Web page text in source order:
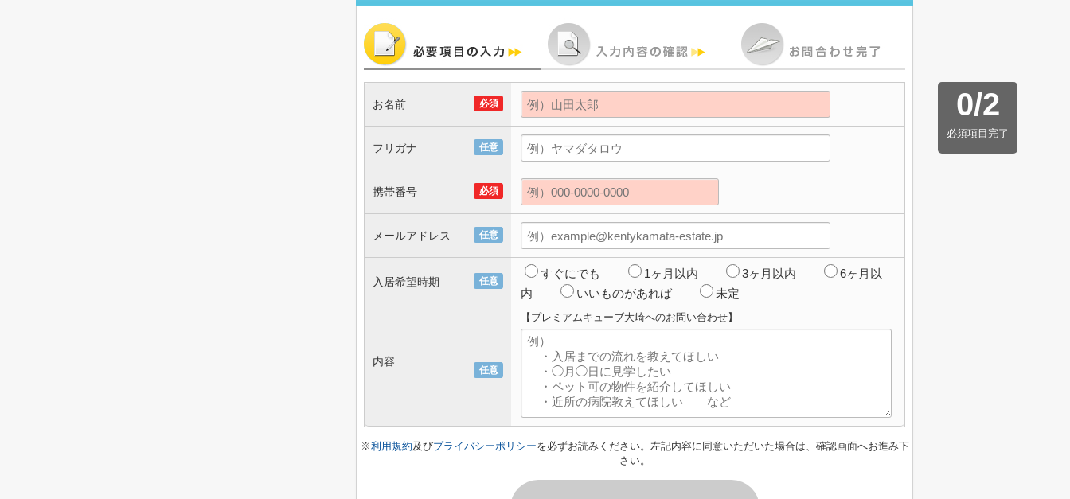
0/2
必須項目完了
必須
お名前
任意
フリガナ
必須
携帯番号
任意
メールアドレス
任意
入居希望時期
すぐにでも 1ヶ月以内 3ヶ月以内
6ヶ月以
内
いいものがあれば 未定
任意
内容
【プレミアムキューブ大崎へのお問い合わせ】
※利用規約及びプライバシーポリシーを必ずお読みください。左記内容に同意いただいた場合は、確認画面へお進み下
さい。